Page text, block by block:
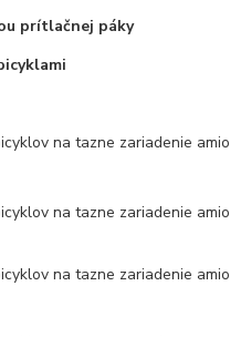
prítlačnej páky